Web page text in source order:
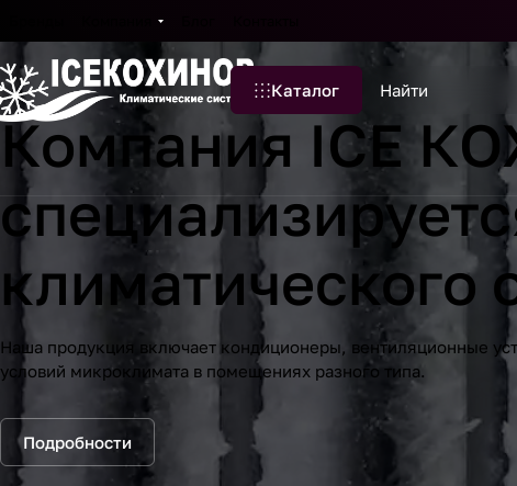
Каталог
Компания ICE
климатического
Наша продукция включает кондиционеры, вентиляционные
условий микроклимата в помещениях разного типа.
Подробности